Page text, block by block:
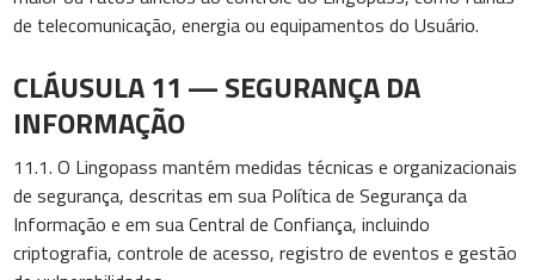
de telecomunicação, energia ou equipamentos do Usuário.
CLÁUSULA 11 — SEGURANÇA DA
INFORMAÇÃO
11.1. O Lingopass mantém medidas técnicas e organizacionais
de segurança, descritas em sua Política de Segurança da
Informação e em sua Central de Confiança, incluindo
criptografia, controle de acesso, registro de eventos e gestão